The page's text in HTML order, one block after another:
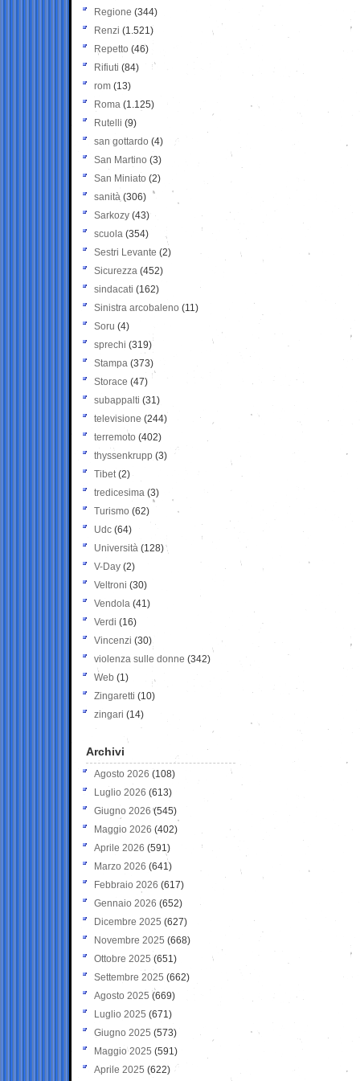
Regione (344)
Renzi (1.521)
Repetto (46)
Rifiuti (84)
rom (13)
Roma (1.125)
Rutelli (9)
san gottardo (4)
San Martino (3)
San Miniato (2)
sanità (306)
Sarkozy (43)
scuola (354)
Sestri Levante (2)
Sicurezza (452)
sindacati (162)
Sinistra arcobaleno (11)
Soru (4)
sprechi (319)
Stampa (373)
Storace (47)
subappalti (31)
televisione(244)
terremoto (402)
thyssenkrupp (3)
Tibet(2)
tredicesima (3)
Turismo (62)
Udc (64)
Università (128)
V-Day (2)
Veltroni (30)
Vendola (41)
Verdi (16)
Vincenzi (30)
violenza sulle donne (342)
Web (1)
Zingaretti (10)
zingari (14)
Archivi
Agosto 2026 (108)
Luglio 2026 (613)
Giugno 2026 (545)
Maggio 2026 (402)
Aprile 2026 (591)
Marzo 2026 (641)
Febbraio 2026 (617)
Gennaio 2026 (652)
Dicembre 2025 (627)
Novembre 2025 (668)
Ottobre 2025 (651)
Settembre 2025 (662)
Agosto 2025 (669)
Luglio 2025 (671)
Giugno 2025 (573)
Maggio 2025 (591)
Aprile 2025 (622)